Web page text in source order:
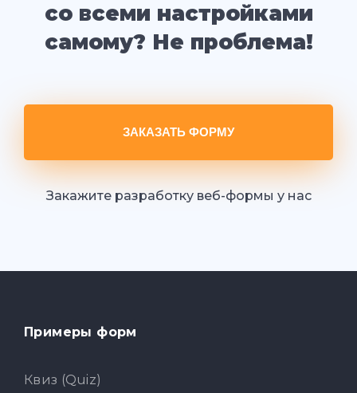
со всеми настройками
самому? Не проблема!
ЗАКАЗАТЬ ФОРМУ
Закажите разработку веб-формы у нас
Примеры форм
Квиз (Quiz)